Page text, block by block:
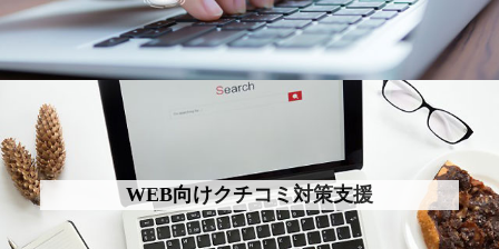
WEB向けクチコミ対策支援